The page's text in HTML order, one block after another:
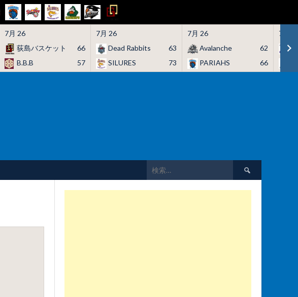
7月 26
荻島バスケット
66
B.B.B
57
7月 26
Dead Rabbits
63
SILURES
73
7月 26
Avalanche
62
PARIAHS
66
7月
索: